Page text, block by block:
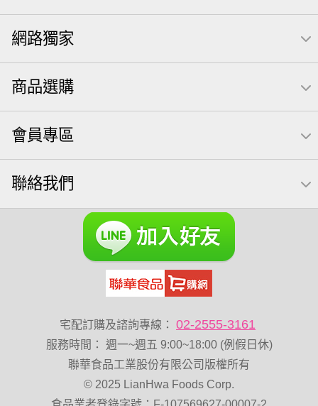
桶裝堅果 甘栗 核桃 高蛋白 無調味堅果
元氣什穀堅果飲
每日 三角飯糰海苔 【萬歲牌】每日堅果系列
全聯 拜拜
萬歲牌 巴西豆 小魚干 Icash 南瓜子 調味 紅棗
萬歲牌 南瓜籽 萬歲牌 堅果隨身包22入
無調味綜合堅果
VA 萬歲牌 總匯點心包(42gx20包) 杏仁
開心果 萬歲牌 禮盒 三角飯糰 萬歲牌 米果
全聯 海苔細 無調味綜合果
黑豆 蜜汁腰果 綜合堅果
全聯 海苔 無加糖 萬歲牌 堅果小包裝活力堅果
Diy飯糰 萬歲牌小魚 蔓越梅 三角 杏仁小魚乾
隨手包 60g 栗 全聯 核桃 山葵
網路獨家
商品選購
會員專區
聯絡我們
宅配訂購及諮詢專線： 02-2555-3161
服務時間 ：
週一~週五 9:00~18:00 (例假日休)
聯華食品工業股份有限公司版權所有
© 2025 LianHwa Foods Corp.